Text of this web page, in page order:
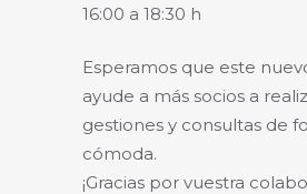
16:00 a 18:30 h
Esperamos que este
ayude a más socios a
gestiones y consultas de
cómoda.
¡Gracias por vuestra